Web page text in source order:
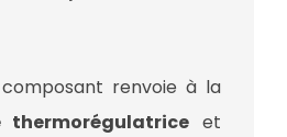
composant renvoie à la
thermorégulatrice et